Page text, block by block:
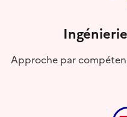
Approche par